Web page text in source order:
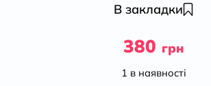
В закладки
380 грн
1 в наявності